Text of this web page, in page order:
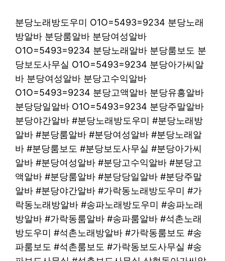
분당노래방도우미 O1O=5493=9234 분당노래
방알바 분당룸알바 분당여성알바
O1O=5493=9234 분당노래알바 분당룸보도 분
당보도사무실 O1O=5493=9234 분당아가씨알
바 분당여성알바 분당고수익알바
O1O=5493=9234 분당고액알바 분당유흥알바
분당당일알바 O1O=5493=9234 분당주말알바
분당야간알바 #분당노래방도우미 #분당노래방
알바 #분당룸알바 #분당여성알바 #분당노래알
바 #분당룸보도 #분당보도사무실 #분당아가씨
알바 #분당여성알바 #분당고수익알바 #분당고
액알바 #분당룸알바 #분당당일알바 #분당주말
알바 #분당야간알바 #가락동노래방도우미 #가
락동노래방알바 #송파노래방도우미 #송파노래
방알바 #가락동룸알바 #송파룸알바 #석촌노래
방도우미 #석촌노래방알바 #가락동룸보도 #송
파룸보도 #석촌룸보도 #가락동보도사무실 #송